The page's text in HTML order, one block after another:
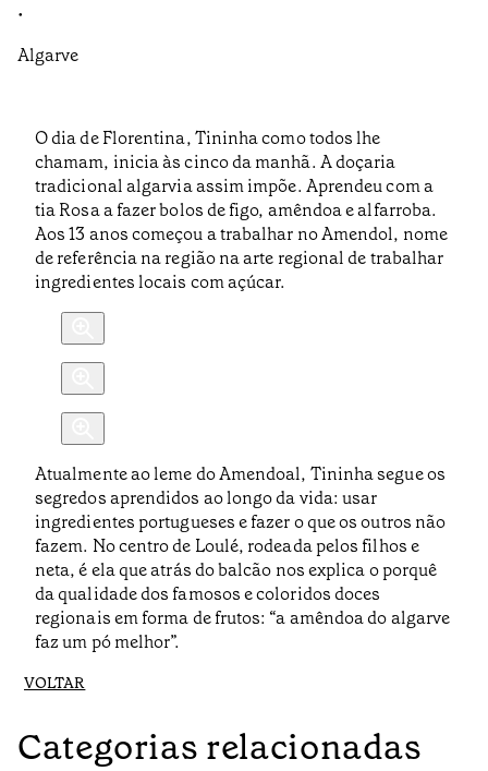
•
Algarve
O dia de Florentina, Tininha como todos lhe
chamam, inicia às cinco da manhã. A doçaria
tradicional algarvia assim impõe. Aprendeu com a
tia Rosa a fazer bolos de figo, amêndoa e alfarroba.
Aos 13 anos começou a trabalhar no Amendol, nome
de referência na região na arte regional de trabalhar
ingredientes locais com açúcar.
Atualmente ao leme do Amendoal, Tininha segue os
segredos aprendidos ao longo da vida: usar
ingredientes portugueses e fazer o que os outros não
fazem. No centro de Loulé, rodeada pelos filhos e
neta, é ela que atrás do balcão nos explica o porquê
da qualidade dos famosos e coloridos doces
regionais em forma de frutos: “a amêndoa do algarve
faz um pó melhor”.
VOLTAR
Categorias relacionadas